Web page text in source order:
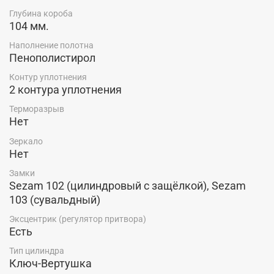
удобства в использовании.
Внутренняя панель – МДФ, толщиной 10 мм. со
сдержанной, нейтральной фрезеровкой
изысканности и гармонично вписывается в различные
Купить входную металлическую дверь SEZAM A-05
Чёрный сатин - Бетон светлый по низкой цене
производителя, со склада в г. Красноярск, можно в
салоне-магазине компании "Ярдеко".
Глубина короба
104 мм.
Наполнение полотна
Пенополистирол
Контур уплотнения
2 контура уплотнения
Терморазрыв
Нет
Зеркало
Нет
Замки
Sezam 102 (цилиндровый с защёлкой), Sezam
103 (сувальдный)
Эксцентрик (регулятор притвора)
Есть
Тип цилиндра
Ключ-Вертушка